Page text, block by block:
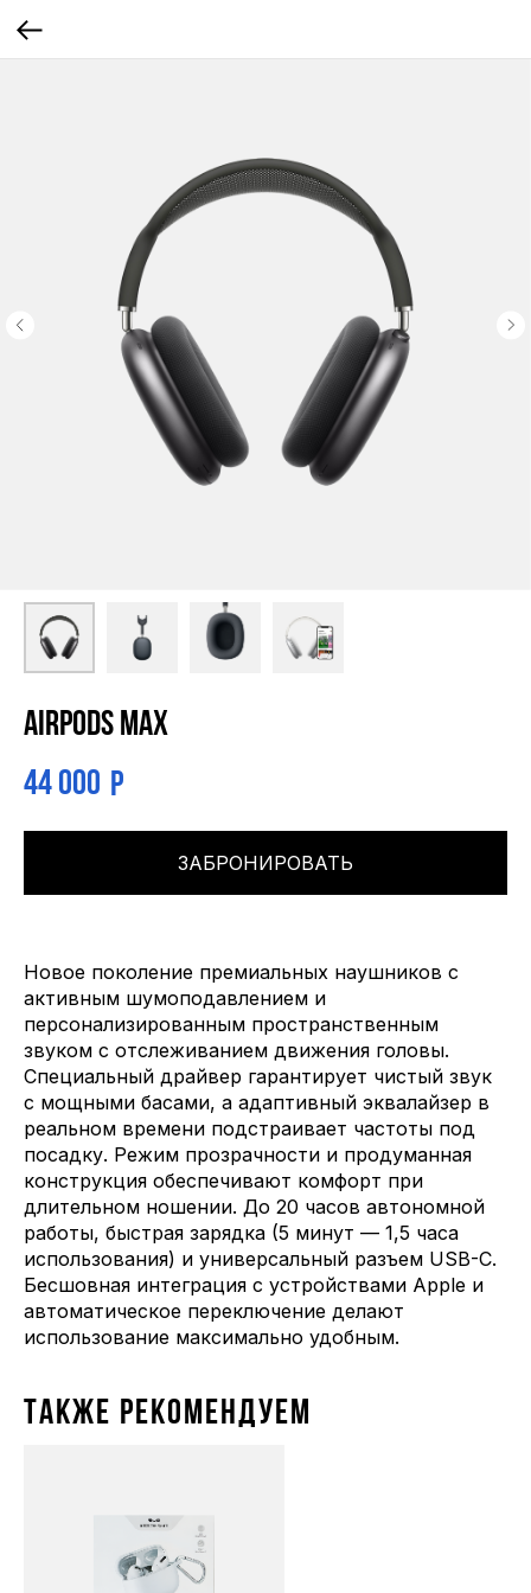
AIRPODS MAX
44 000 Р
ЗАБРОНИРОВАТЬ
Новое поколение премиальных наушников с
активным шумоподавлением и
персонализированным пространственным
звуком с отслеживанием движения головы.
Специальный драйвер гарантирует чистый звук
с мощными басами, а адаптивный эквалайзер в
реальном времени подстраивает частоты под
посадку. Режим прозрачности и продуманная
конструкция обеспечивают комфорт при
длительном ношении. До 20 часов автономной
работы, быстрая зарядка (5 минут — 1,5 часа
использования) и универсальный разъем USB-C.
Бесшовная интеграция с устройствами Apple и
автоматическое переключение делают
использование максимально удобным.
ТАКЖЕ РЕКОМЕНДУЕМ